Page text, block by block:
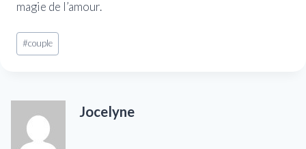
magie de l’amour.
Étiquettes
de
#couple
Jocelyne